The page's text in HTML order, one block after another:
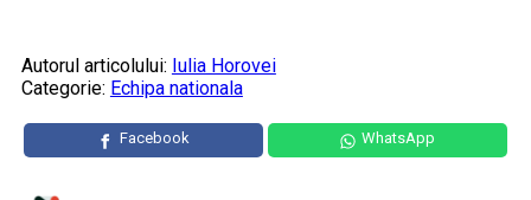
Autorul articolului: Iulia Horovei
Categorie: Echipa nationala
Facebook WhatsApp